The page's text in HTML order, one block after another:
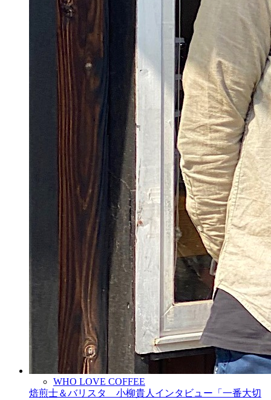
WHO LOVE COFFEE
焙煎士＆バリスタ 小柳貴人インタビュー「一番大切